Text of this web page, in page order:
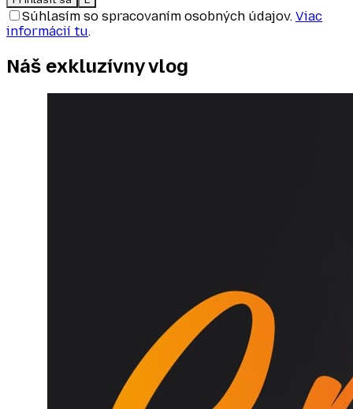
Súhlasím so spracovaním osobných údajov. Viac
informácií tu.
Náš exkluzívnyvlog